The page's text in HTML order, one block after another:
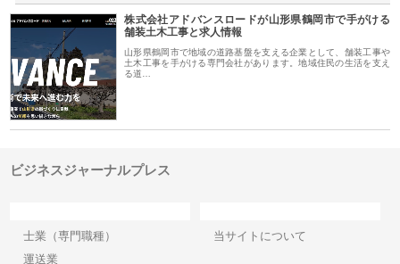
株式会社アドバンスロードが山形県鶴岡市で手がける
舗装土木工事と求人情報
山形県鶴岡市で地域の道路基盤を支える企業として、舗装工事や
土木工事を手がける専門会社があります。地域住民の生活を支え
る道…
ビジネスジャーナルプレス
士業（専門職種）
運送業
当サイトについて